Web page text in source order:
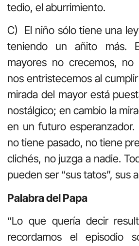
tedio, el aburrimiento.
C) El niño sólo tiene una
teniendo un añito más.
mayores no crecemos, no
nos entristecemos al
mirada del mayor está
nostálgico; en cambio la
en un futuro
no tiene pasado, no tiene
clichés, no juzga a nadie.
pueden ser “sus tatos”, sus
Palabra del Papa
“Lo que quería decir
recordamos el episodio